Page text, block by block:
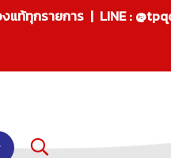
แท้ทุกรายการ | LINE :